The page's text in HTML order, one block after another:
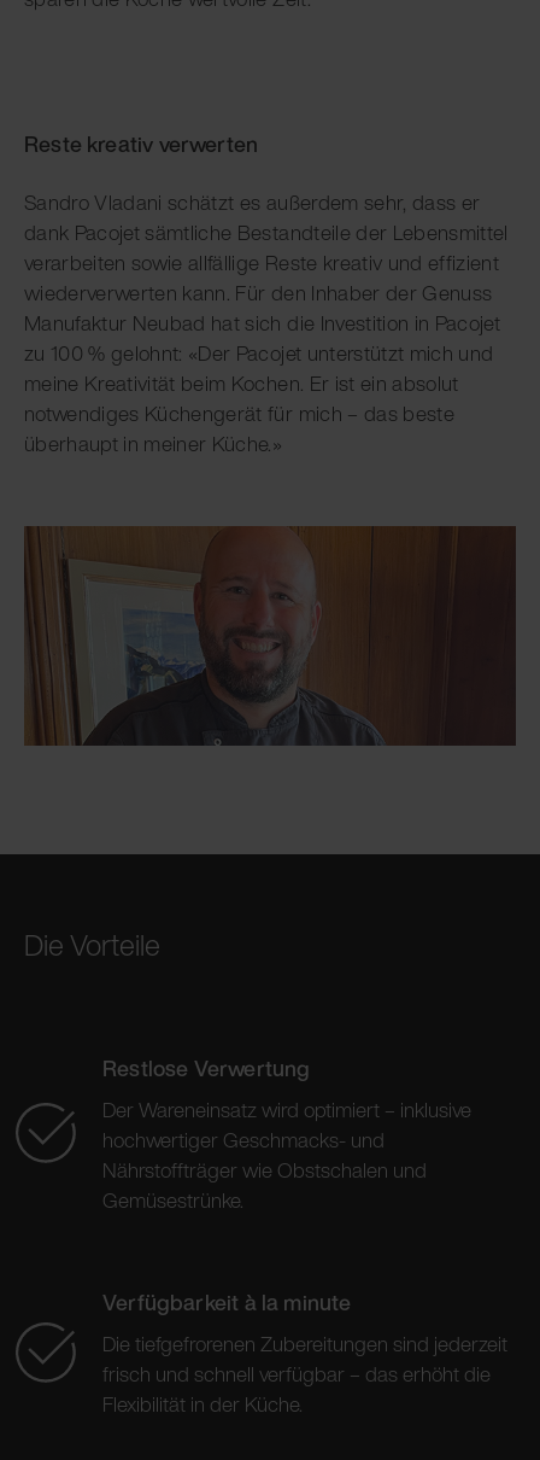
Reste kreativ verwerten
Sandro Vladani schätzt es außerdem sehr, dass er
dank Pacojet sämtliche Bestandteile der Lebensmittel
verarbeiten sowie allfällige Reste kreativ und effizient
wiederverwerten kann. Für den Inhaber der Genuss
Manufaktur Neubad hat sich die Investition in Pacojet
zu 100 % gelohnt: «Der Pacojet unterstützt mich und
meine Kreativität beim Kochen. Er ist ein absolut
notwendiges Küchengerät für mich – das beste
überhaupt in meiner Küche.»
Die Vorteile
Restlose Verwertung
Der Wareneinsatz wird optimiert – inklusive
hochwertiger Geschmacks- und
Nährstoffträger wie Obstschalen und
Gemüsestrünke.
Verfügbarkeit à la minute
Die tiefgefrorenen Zubereitungen sind jederzeit
frisch und schnell verfügbar – das erhöht die
Flexibilität in der Küche.